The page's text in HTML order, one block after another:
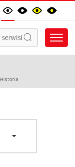
Historia